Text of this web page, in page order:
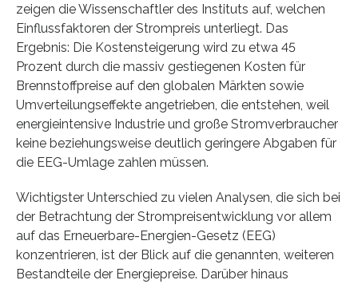
zeigen die Wissenschaftler des Instituts auf, welchen
Einflussfaktoren der Strompreis unterliegt. Das
Ergebnis: Die Kostensteigerung wird zu etwa 45
Prozent durch die massiv gestiegenen Kosten für
Brennstoffpreise auf den globalen Märkten sowie
Umverteilungseffekte angetrieben, die entstehen, weil
energieintensive Industrie und große Stromverbraucher
keine beziehungsweise deutlich geringere Abgaben für
die EEG-Umlage zahlen müssen.
Wichtigster Unterschied zu vielen Analysen, die sich bei
der Betrachtung der Strompreisentwicklung vor allem
auf das Erneuerbare-Energien-Gesetz (EEG)
konzentrieren, ist der Blick auf die genannten, weiteren
Bestandteile der Energiepreise. Darüber hinaus